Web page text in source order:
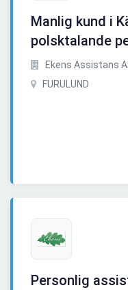
Manlig kund i
polsktalande
Ekens Assistans
FURULUND
Personlig